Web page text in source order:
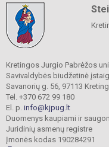
Kretingos Jurgio Pabrėžos
Savivaldybės biudžetinė
Savanorių g. 56, 97113
Tel. +370 672 99 180
El. p. info@kjpug.lt
Duomenys kaupiami ir
Juridinių asmenų registre
Įmonės kodas 190284291